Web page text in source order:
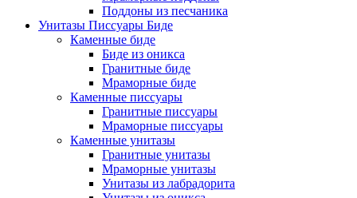
Поддоны из песчаника
Унитазы Писсуары Биде
Каменные биде
Биде из оникса
Гранитные биде
Мраморные биде
Каменные писсуары
Гранитные писсуары
Мраморные писсуары
Каменные унитазы
Гранитные унитазы
Мраморные унитазы
Унитазы из лабрадорита